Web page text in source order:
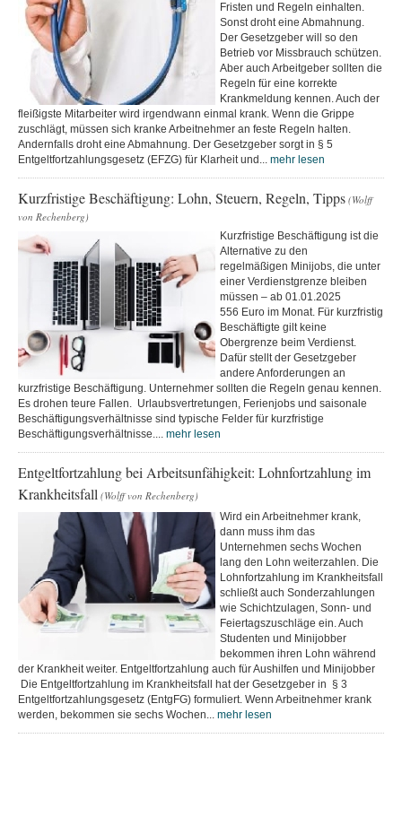
Fristen und Regeln einhalten.
Sonst droht eine Abmahnung.
Der Gesetzgeber will so den
Betrieb vor Missbrauch schützen.
Aber auch Arbeitgeber sollten die
Regeln für eine korrekte
Krankmeldung kennen. Auch der
fleißigste Mitarbeiter wird irgendwann einmal krank. Wenn die Grippe
zuschlägt, müssen sich kranke Arbeitnehmer an feste Regeln halten.
Andernfalls droht eine Abmahnung. Der Gesetzgeber sorgt in § 5
Entgeltfortzahlungsgesetz (EFZG) für Klarheit und... mehr lesen
Kurzfristige Beschäftigung: Lohn, Steuern, Regeln, Tipps (Wolff
von Rechenberg)
Kurzfristige Beschäftigung ist die
Alternative zu den
regelmäßigen Minijobs, die unter
einer Verdienstgrenze bleiben
müssen – ab 01.01.2025
556 Euro im Monat. Für kurzfristig
Beschäftigte gilt keine
Obergrenze beim Verdienst.
Dafür stellt der Gesetzgeber
andere Anforderungen an
kurzfristige Beschäftigung. Unternehmer sollten die Regeln genau kennen.
Es drohen teure Fallen. Urlaubsvertretungen, Ferienjobs und saisonale
Beschäftigungsverhältnisse sind typische Felder für kurzfristige
Beschäftigungsverhältnisse.... mehr lesen
Entgeltfortzahlung bei Arbeitsunfähigkeit: Lohnfortzahlung im
Krankheitsfall (Wolff von Rechenberg)
Wird ein Arbeitnehmer krank,
dann muss ihm das
Unternehmen sechs Wochen
lang den Lohn weiterzahlen. Die
Lohnfortzahlung im Krankheitsfall
schließt auch Sonderzahlungen
wie Schichtzulagen, Sonn- und
Feiertagszuschläge ein. Auch
Studenten und Minijobber
bekommen ihren Lohn während
der Krankheit weiter. Entgeltfortzahlung auch für Aushilfen und Minijobber
Die Entgeltfortzahlung im Krankheitsfall hat der Gesetzgeber in § 3
Entgeltfortzahlungsgesetz (EntgFG) formuliert. Wenn Arbeitnehmer krank
werden, bekommen sie sechs Wochen... mehr lesen